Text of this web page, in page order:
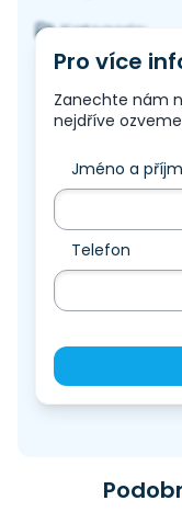
Kategorie:
Pro více
Zanechte nám
nejdříve
Jméno a
Telefon